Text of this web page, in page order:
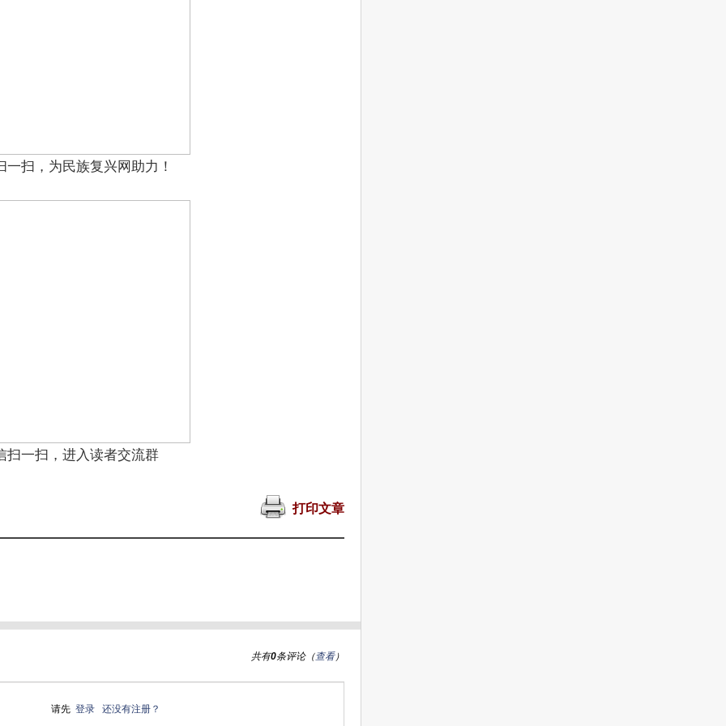
一扫，为民族复兴网助力！
扫一扫，进入读者交流群
打印文章
共有0条评论（查看）
请先 登录 还没有注册？